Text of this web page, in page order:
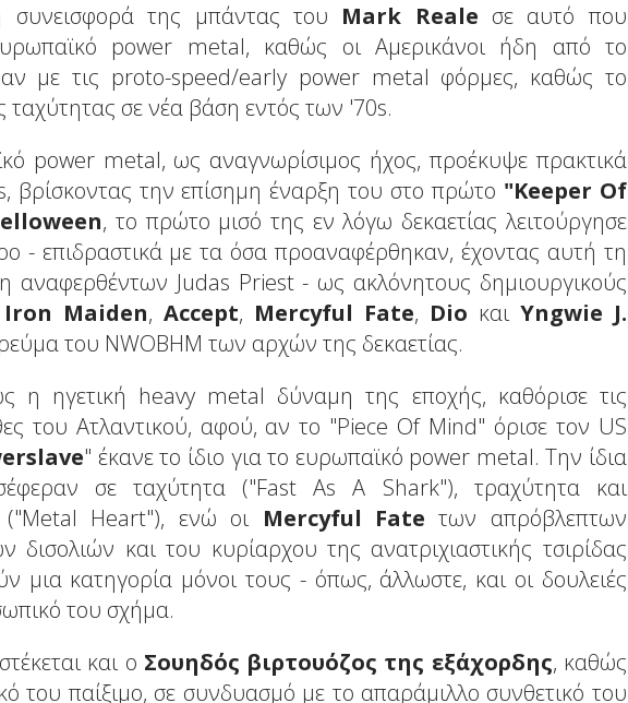
συνεισφορά της μπάντας του Mark Reale σε αυτό που
power metal, καθώς οι Αμερικάνοι ήδη από το
με τις proto-speed/early power metal φόρμες, καθώς το
ταχύτητας σε νέα βάση εντός των '70s.
power metal, ως αναγνωρίσιμος ήχος, προέκυψε πρακτικά
βρίσκοντας την επίσημη έναρξη του στο πρώτο "Keeper Of
, το πρώτο μισό της εν λόγω δεκαετίας λειτούργησε
- επιδραστικά με τα όσα προαναφέρθηκαν, έχοντας αυτή τη
Judas Priest - ως ακλόνητους δημιουργικούς
Iron Maiden,Accept, Mercyful Fate, Dio και Yngwie J.
του NWOBHM των αρχών της δεκαετίας.
η ηγετική heavy metal δύναμη της εποχής, καθόρισε τις
του Ατλαντικού, αφού, αν το "Piece Of Mind" όρισε τον US
" έκανε το ίδιο για το ευρωπαϊκό power metal. Την ίδια
σε ταχύτητα ("Fast As A Shark"), τραχύτητα και
("Metal Heart"), ενώ οι Mercyful Fate των απρόβλεπτων
δισολιών και του κυρίαρχου της ανατριχιαστικής τσιρίδας
μια κατηγορία μόνοι τους - όπως, άλλωστε, και οι δουλειές
του σχήμα.
και ο Σουηδός βιρτουόζος της εξάχορδης, καθώς
του παίξιμο, σε συνδυασμό με το απαράμιλλο συνθετικό του